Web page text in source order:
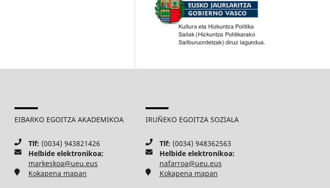
EIBARKO EGOITZA AKADEMIKOA
Tlf: (0034) 943821426
Helbide elektronikoa:
markeskoa@ueu.eus
Kokapena mapan
IRUÑEKO EGOITZA SOZIALA
Tlf: (0034) 948362563
Helbide elektronikoa:
nafarroa@ueu.eus
Kokapena mapan